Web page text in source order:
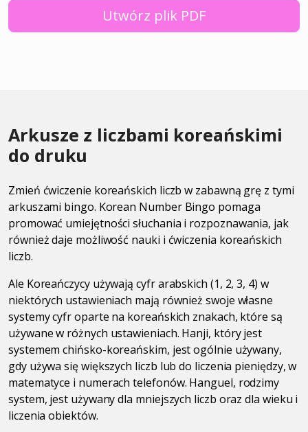
Utwórz plik PDF
Arkusze z liczbami koreańskimi
do druku
Zmień ćwiczenie koreańskich liczb w zabawną grę z tymi
arkuszami bingo. Korean Number Bingo pomaga
promować umiejętności słuchania i rozpoznawania, jak
również daje możliwość nauki i ćwiczenia koreańskich
liczb.
Ale Koreańczycy używają cyfr arabskich (1, 2, 3, 4) w
niektórych ustawieniach mają również swoje własne
systemy cyfr oparte na koreańskich znakach, które są
używane w różnych ustawieniach. Hanji, który jest
systemem chińsko-koreańskim, jest ogólnie używany,
gdy używa się większych liczb lub do liczenia pieniędzy, w
matematyce i numerach telefonów. Hanguel, rodzimy
system, jest używany dla mniejszych liczb oraz dla wieku i
liczenia obiektów.